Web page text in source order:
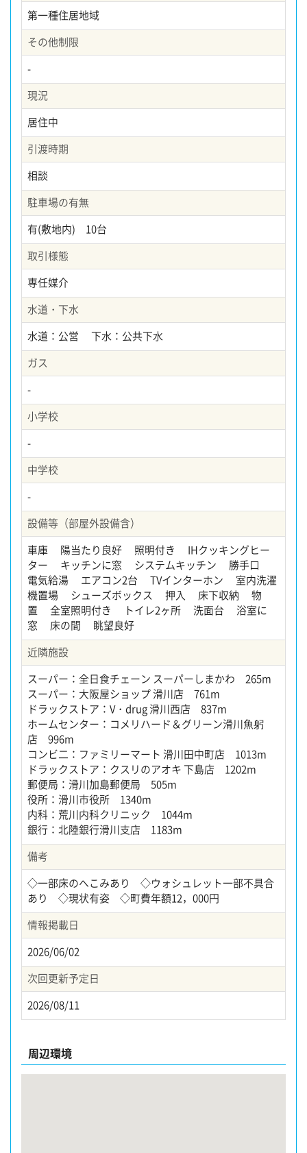
第一種住居地域
その他制限
-
現況
居住中
引渡時期
相談
駐車場の有無
有(敷地内) 10台
取引様態
専任媒介
水道・下水
水道：公営 下水：公共下水
ガス
-
小学校
-
中学校
-
設備等（部屋外設備含）
車庫 陽当たり良好 照明付き IHクッキングヒー
ター キッチンに窓 システムキッチン 勝手口
電気給湯 エアコン2台 TVインターホン 室内洗濯
機置場 シューズボックス 押入 床下収納 物
置 全室照明付き トイレ2ヶ所 洗面台 浴室に
窓 床の間 眺望良好
近隣施設
スーパー：全日食チェーン スーパーしまかわ 265m
スーパー：大阪屋ショップ 滑川店 761m
ドラックストア：V・drug 滑川西店 837m
ホームセンター：コメリハード＆グリーン滑川魚躬
店 996m
コンビ二：ファミリーマート 滑川田中町店 1013m
ドラックストア：クスリのアオキ 下島店 1202m
郵便局：滑川加島郵便局 505m
役所：滑川市役所 1340m
内科：荒川内科クリニック 1044m
銀行：北陸銀行滑川支店 1183m
備考
◇一部床のへこみあり ◇ウォシュレット一部不具合
あり ◇現状有姿 ◇町費年額12，000円
情報掲載日
2026/06/02
次回更新予定日
2026/08/11
周辺環境